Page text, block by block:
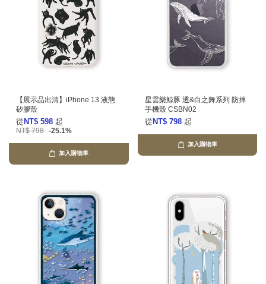
【展示品出清】iPhone 13 液態
矽膠殼
從 NT$ 598 起
NT$ 798 -25.1%
加入購物車
星雲樂鯨豚 透&白之舞系列 防摔
手機殼 CSBN02
從 NT$ 798 起
加入購物車